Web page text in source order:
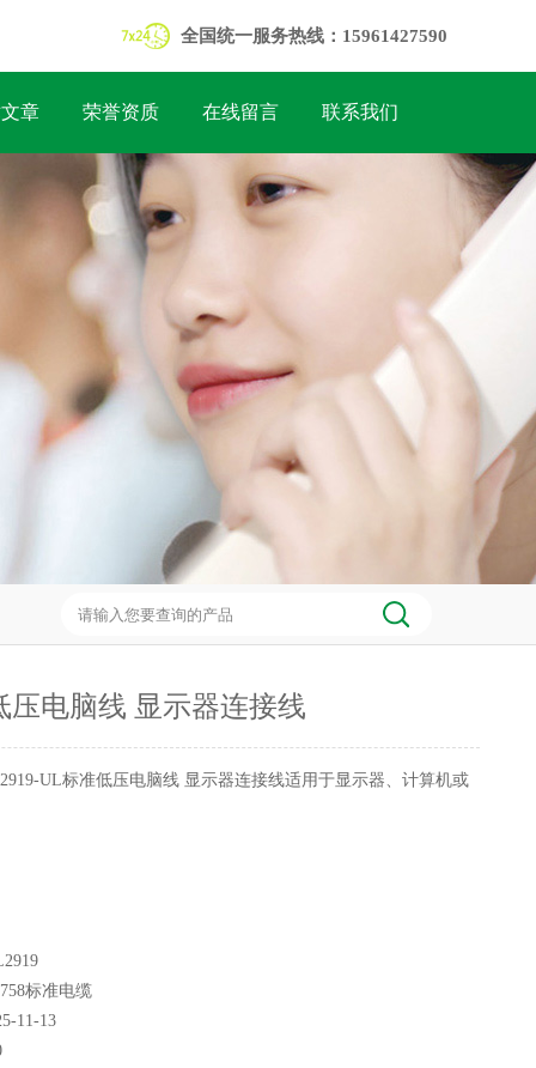
全国统一服务热线：15961427590
章 荣誉资质 在线留言 联系我们
压电脑线 显示器连接线
UL标准低压电脑线 显示器连接线适用于显示器、计算机或
标准电缆
11-13